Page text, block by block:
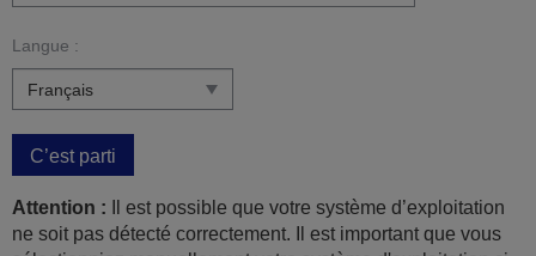
Langue :
C’est parti
Attention : Il est possible que votre système d’exploitation
ne soit pas détecté correctement. Il est important que vous